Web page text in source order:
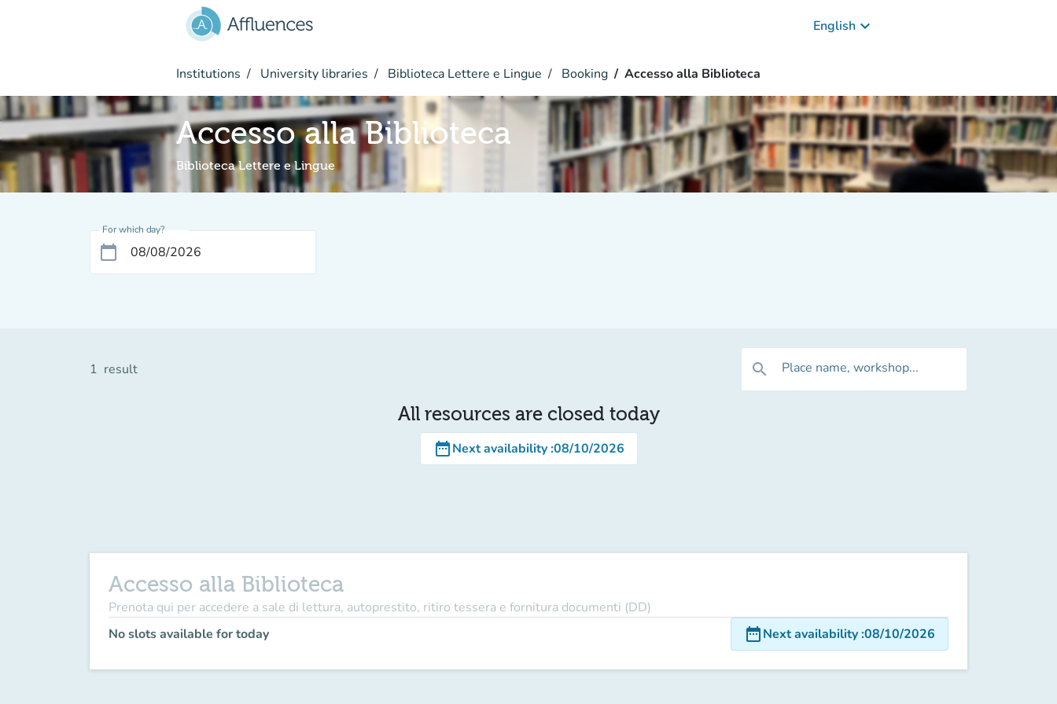
English keyboard_arrow_down
Institutions University libraries Biblioteca Lettere e Lingue Booking Accesso alla Biblioteca
Accesso alla Biblioteca
Biblioteca Lettere e Lingue
For which day?
calendar_today
1 result search Place name, workshop...
All resources are closed today
date_rangeNext availability:08/10/2026
Accesso alla Biblioteca
Prenota qui per accedere a sale di lettura, autoprestito, ritiro tessera e fornitura documenti (DD)
No slots available for today
date_rangeNext availability:08/10/2026